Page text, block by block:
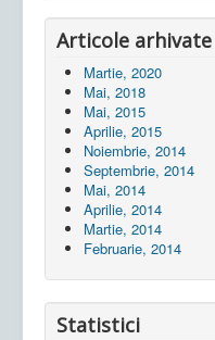
Articole arhivate
Martie, 2020
Mai, 2018
Mai, 2015
Aprilie, 2015
Noiembrie, 2014
Septembrie, 2014
Mai, 2014
Aprilie, 2014
Martie, 2014
Februarie, 2014
Statistici